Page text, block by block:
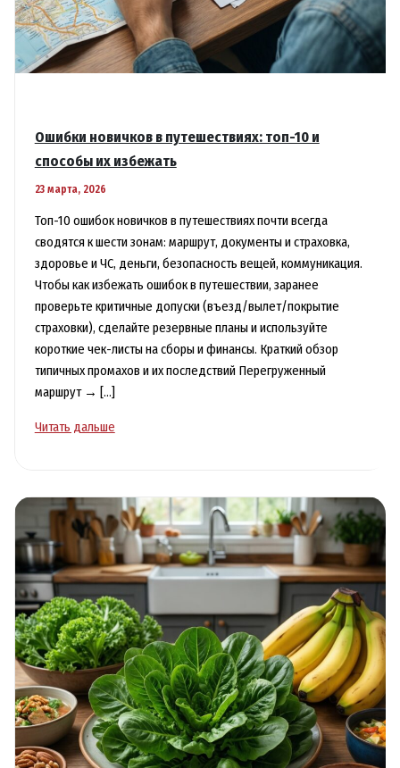
Ошибки новичков в путешествиях: топ-10 и
способы их избежать
23 марта, 2026
Топ-10 ошибок новичков в путешествиях почти всегда
сводятся к шести зонам: маршрут, документы и страховка,
здоровье и ЧС, деньги, безопасность вещей, коммуникация.
Чтобы как избежать ошибок в путешествии, заранее
проверьте критичные допуски (въезд/вылет/покрытие
страховки), сделайте резервные планы и используйте
короткие чек-листы на сборы и финансы. Краткий обзор
типичных промахов и их последствий Перегруженный
маршрут → […]
Ошибки
топ-10
и
способы
их
избежать
Читать дальше